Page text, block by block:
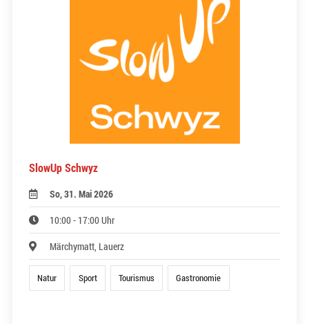
SlowUp Schwyz
So, 31. Mai 2026
10:00 - 17:00 Uhr
Märchymatt, Lauerz
Natur Sport Tourismus Gastronomie